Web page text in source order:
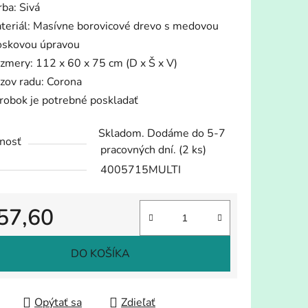
Sivá
Masívne borovicové drevo s medovou
úpravou
112 x 60 x 75 cm (D x Š x V)
radu: Corona
je potrebné poskladať
Skladom. Dodáme do 5-7
pracovných dní. (2 ks)
4005715MULTI
cena:
DO KOŠÍKA
Opýtať sa Zdieľať